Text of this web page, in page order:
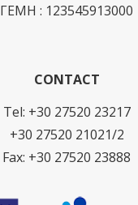
ΓΕΜΗ : 123545913000
CONTACT
Tel: +30 27520 23217
+30 27520 21021/2
Fax: +30 27520 23888